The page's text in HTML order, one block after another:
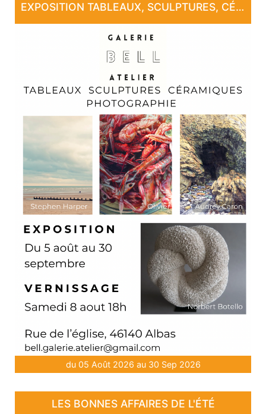
EXPOSITION TABLEAUX, SCULPTURES, CÉRAMIQUE, PHOTOGRAPHIE
du 05 Août 2026 au 30 Sep 2026
LES BONNES AFFAIRES DE L'ÉTÉ